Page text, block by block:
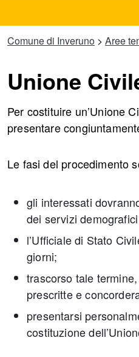
Comune di Inveruno > Aree
Unione
Per costituire un’Unione
presentare
Le fasi del procedimento
gli interessati
dei servizi
l’Ufficiale di Stato
giorni;
trascorso tale
prescritte e
presentarsi
costituzione